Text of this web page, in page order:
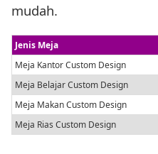
mudah.
Jenis Meja
Meja Kantor Custom Design
Meja Belajar Custom Design
Meja Makan Custom Design
Meja Rias Custom Design